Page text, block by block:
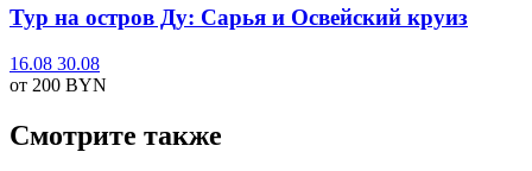
Тур на остров Ду: Сарья и Освейский круиз
16.08 30.08
от 200 BYN
Смотрите также